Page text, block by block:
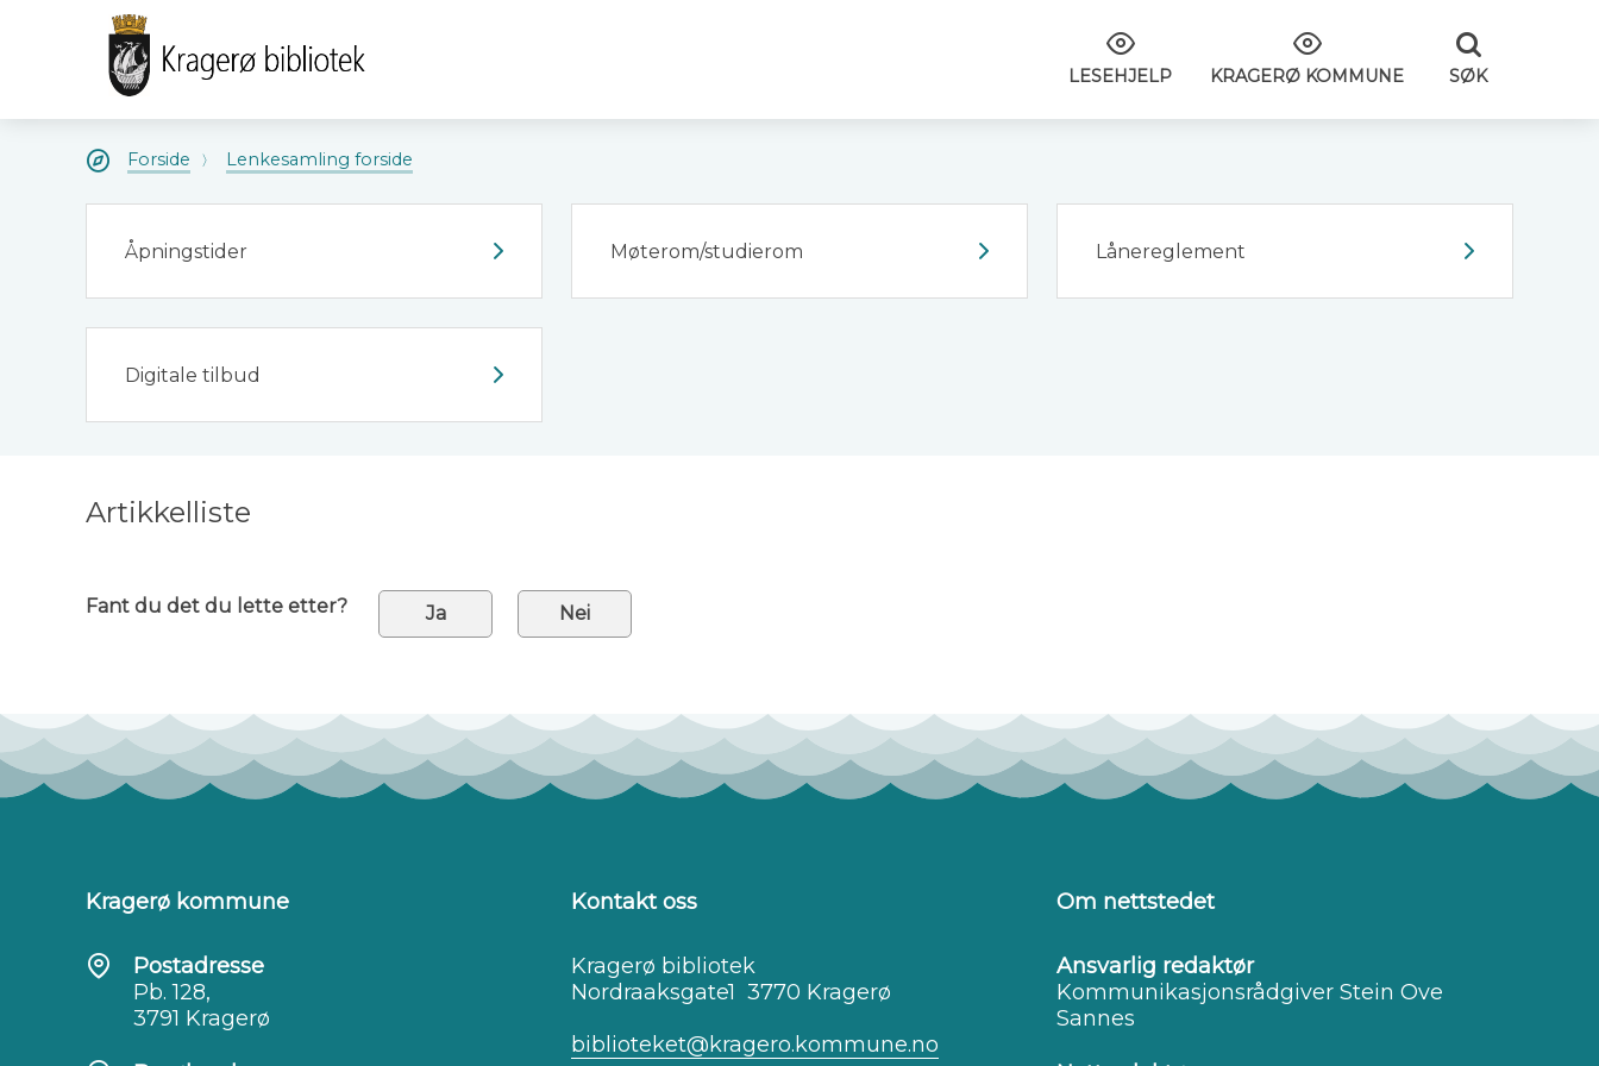
Kragerø
bibliotek
LESEHJELP KRAGERØ KOMMUNE SØK
Du
er
her:
Forside Lenkesamling forside
Åpningstider Møterom/studierom Lånereglement
Digitale tilbud
Artikkelliste
Fant du det du lette etter? Ja Nei
Kragerø kommune
Postadresse
Pb. 128,
3791 Kragerø
Kontakt oss
Kragerø bibliotek
Nordraaksgate1 3770 Kragerø
biblioteket@kragero.kommune.no
Om nettstedet
Ansvarlig redaktør
Kommunikasjonsrådgiver Stein Ove
Sannes